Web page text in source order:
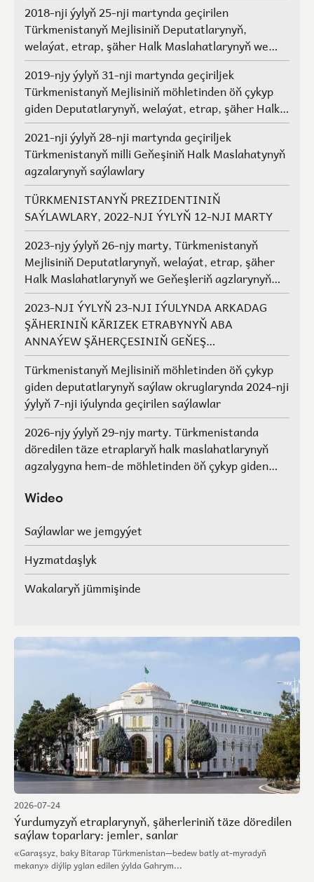
2018-nji ýylyň 25-nji martynda geçirilen
Türkmenistanyň Mejlisiniň Deputatlarynyň,
welaýat, etrap, şäher Halk Maslahatlarynyň we
Geňeşleriň agzalarynyň saýlawlary.
2019-njy ýylyň 31-nji martynda geçiriljek
Türkmenistanyň Mejlisiniň möhletinden öň çykyp
giden Deputatlarynyň, welaýat, etrap, şäher Halk
Maslahatlarynyň we Geňeşleriň agzalarynyň ýerine
saýlawlar
2021-nji ýylyň 28-nji martynda geçiriljek
Türkmenistanyň milli Geňeşiniň Halk Maslahatynyň
agzalarynyň saýlawlary
TÜRKMENISTANYŇ PREZIDENTINIŇ
SAÝLAWLARY, 2022-NJI ÝYLYŇ 12-NJI MARTY
2023-njy ýylyň 26-njy marty, Türkmenistanyň
Mejlisiniň Deputatlarynyň, welaýat, etrap, şäher
Halk Maslahatlarynyň we Geňeşleriň agzlarynyň
saýlawlary
2023-NJI ÝYLYŇ 23-NJI IÝULYNDA ARKADAG
ŞÄHERINIŇ KÄRIZEK ETRABYNYŇ ABA
ANNAÝEW ŞÄHERÇESINIŇ GEŇEŞ
AGZALARYNYŇ SAÝLAWLARY
Türkmenistanyň Mejlisiniň möhletinden öň çykyp
giden deputatlarynyň saýlaw okruglarynda 2024-nji
ýylyň 7-nji iýulynda geçirilen saýlawlar
2026-njy ýylyň 29-njy marty. Türkmenistanda
döredilen täze etraplaryň halk maslahatlarynyň
agzalygyna hem-de möhletinden öň çykyp giden
maslahatlarynyň we Geňeşleriň agzalarynyň ýerine
Wideo
Saýlawlar we jemgyýet
Hyzmatdaşlyk
Wakalaryň jümmişinde
2026-07-24
Ýurdumyzyň etraplarynyň, şäherleriniň täze döredilen
saýlaw toparlary: jemler, sanlar
«Garaşsyz, baky Bitarap Türkmenistan—bedew batly at-myradyň
mekany» diýlip yglan edilen ýylda Gahrym...